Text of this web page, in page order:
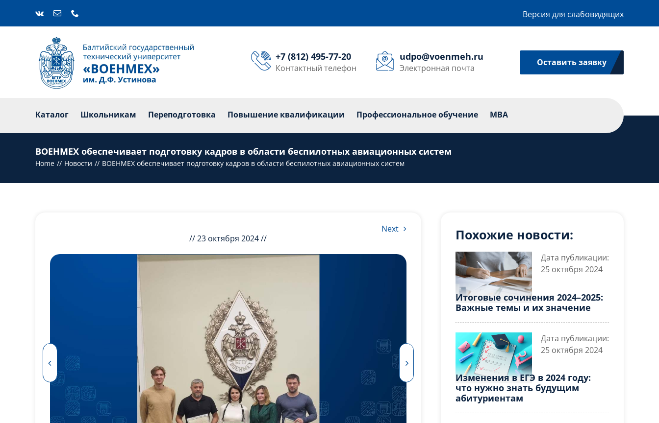
content
Версия для слабовидящих
+7 (812) 495-77-20
Контактный телефон
udpo@voenmeh.ru
Электронная почта
Оставить заявку
Каталог Школьникам Переподготовка Повышение квалификации Профессиональное обучение MBA
Школьникам Переподготовка Повышение квалификации Профессиональное обучение
ВОЕНМЕХ обеспечивает подготовку кадров в области беспилотных авиационных систем
Home Новости ВОЕНМЕХ обеспечивает подготовку кадров в области беспилотных авиационных систем
Next
// 23 октября 2024 //
Похожие новости:
Дата публикации:
25 октября 2024
Итоговые сочинения 2024–2025:
Важные темы и их значение
Дата публикации:
25 октября 2024
Изменения в ЕГЭ в 2024 году:
что нужно знать будущим
абитуриентам